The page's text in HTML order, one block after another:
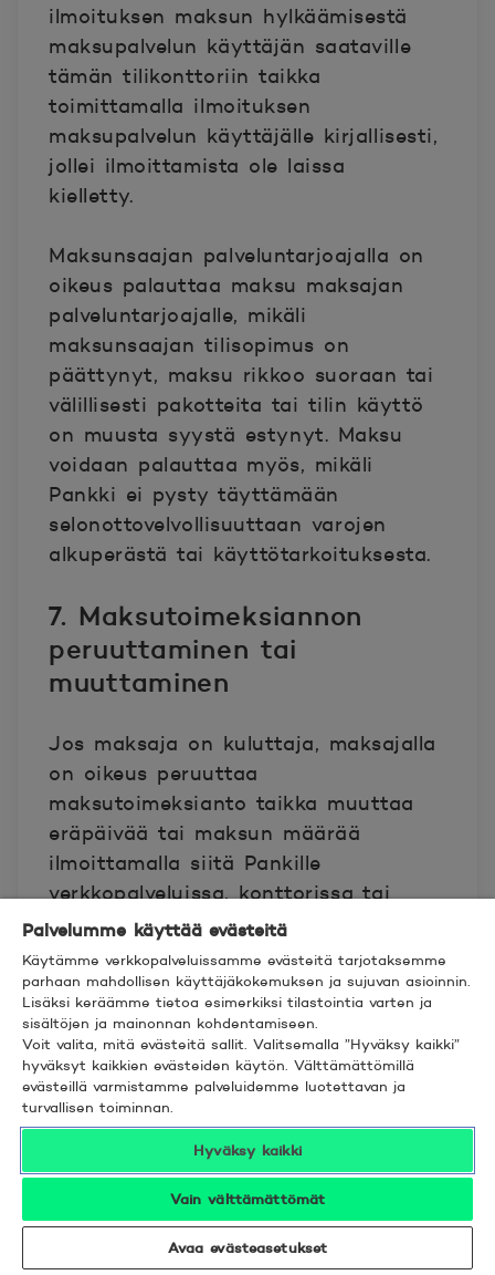
ilmoituksen maksun hylkäämisestä
maksupalvelun käyttäjän saataville
tämän tilikonttoriin taikka
toimittamalla ilmoituksen
maksupalvelun käyttäjälle kirjallisesti,
jollei ilmoittamista ole laissa
kielletty.
Maksunsaajan palveluntarjoajalla on
oikeus palauttaa maksu maksajan
palveluntarjoajalle, mikäli
maksunsaajan tilisopimus on
päättynyt, maksu rikkoo suoraan tai
välillisesti pakotteita tai tilin käyttö
on muusta syystä estynyt. Maksu
voidaan palauttaa myös, mikäli
Pankki ei pysty täyttämään
selonottovelvollisuuttaan varojen
alkuperästä tai käyttötarkoituksesta.
7. Maksutoimeksiannon
peruuttaminen tai
muuttaminen
Jos maksaja on kuluttaja, maksajalla
on oikeus peruuttaa
maksutoimeksianto taikka muuttaa
eräpäivää tai maksun määrää
ilmoittamalla siitä Pankille
verkkopalveluissa, konttorissa tai
soittamalla pankin asiakaspalveluun
viimeistään eräpäivää edeltävänä
pankkipäivänä.
Jos maksaja ei ole kuluttaja,
maksajalla on oikeus peruuttaa
maksutoimeksianto taikka muuttaa
eräpäivää tai maksun määrää
ilmoittamalla siitä Pankille
viimeistään eräpäivää edeltävänä
pankkipäivänä, elleivät maksaja ja
Pankki ole tästä toisin sopineet.
Palvelumme käyttää evästeitä
Käytämme verkkopalveluissamme evästeitä tarjotaksemme
parhaan mahdollisen käyttäjäkokemuksen ja sujuvan asioinnin.
Lisäksi keräämme tietoa esimerkiksi tilastointia varten ja
sisältöjen ja mainonnan kohdentamiseen.
Voit valita, mitä evästeitä sallit. Valitsemalla ”Hyväksy kaikki”
hyväksyt kaikkien evästeiden käytön. Välttämättömillä
evästeillä varmistamme palveluidemme luotettavan ja
turvallisen toiminnan.
Hyväksy kaikki
Vain välttämättömät
Avaa evästeasetukset